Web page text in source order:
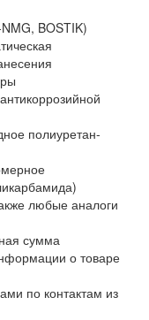
BOSTIK)
полиуретан-
любые аналоги
сумма
о товаре
по контактам из